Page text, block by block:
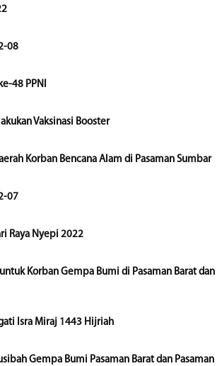
08
48 PPNI
Vaksinasi Booster
Korban Bencana Alam di Pasaman Sumbar
07
Raya Nyepi 2022
Korban Gempa Bumi di Pasaman Barat dan
Isra Miraj 1443 Hijriah
Gempa Bumi Pasaman Barat dan Pasaman